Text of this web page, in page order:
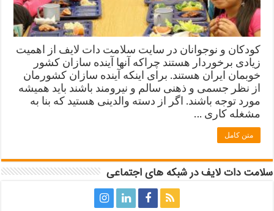
کودکان و نوجوانان در سایت سلامت دات لایف از اهمیت
زیادی برخوردار هستند چراکه آنها آینده سازان کشور
خوبمان ایران هستند. برای اینکه آینده سازان کشورمان
از نظر جسمی و ذهنی سالم و نیرومند باشند باید همیشه
مورد توجه باشند. اگر از دسته والدینی هستید که بنا به
مشغله کاری …
متن کامل
سلامت دات لایف در شبکه های اجتماعی